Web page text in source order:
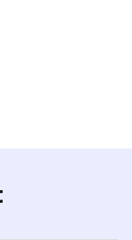
Twitter)
email